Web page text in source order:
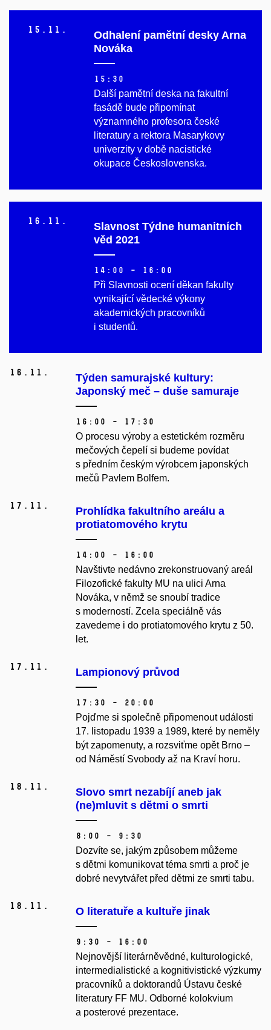
15. 11.
Odhalení pamětní desky Arna
Nováka
15:30
Další pamětní deska na fakultní
fasádě bude připomínat
významného profesora české
literatury a rektora Masarykovy
univerzity v době nacistické
okupace Československa.
16. 11.
Slavnost Týdne humanitních
věd 2021
14:00 – 16:00
Při Slavnosti ocení děkan fakulty
vynikající vědecké výkony
akademických pracovníků
i studentů.
16. 11.
Týden samurajské kultury:
Japonský meč – duše samuraje
16:00 – 17:30
O procesu výroby a estetickém rozměru
mečových čepelí si budeme povídat
s předním českým výrobcem japonských
mečů Pavlem Bolfem.
17. 11.
Prohlídka fakultního areálu a
protiatomového krytu
14:00 – 16:00
Navštivte nedávno zrekonstruovaný areál
Filozofické fakulty MU na ulici Arna
Nováka, v němž se snoubí tradice
s moderností. Zcela speciálně vás
zavedeme i do protiatomového krytu z 50.
let.
17. 11. Lampionový průvod
17:30 – 20:00
Pojďme si společně připomenout události
17. listopadu 1939 a 1989, které by neměly
být zapomenuty, a rozsviťme opět Brno –
od Náměstí Svobody až na Kraví horu.
18. 11.
Slovo smrt nezabíjí aneb jak
(ne)mluvit s dětmi o smrti
8:00 – 9:30
Dozvíte se, jakým způsobem můžeme
s dětmi komunikovat téma smrti a proč je
dobré nevytvářet před dětmi ze smrti tabu.
18. 11. O literatuře a kultuře jinak
9:30 – 16:00
Nejnovější literárněvědné, kulturologické,
intermedialistické a kognitivistické výzkumy
pracovníků a doktorandů Ústavu české
literatury FF MU. Odborné kolokvium
a posterové prezentace.